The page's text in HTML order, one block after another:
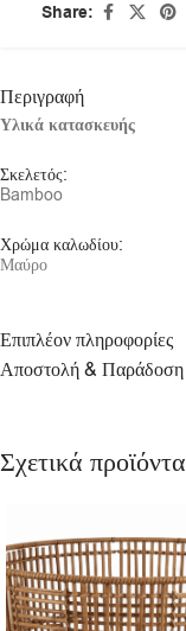
Share:
Περιγραφή
Υλικά κατασκευής
Σκελετός:
Bamboo
Χρώμα καλωδίου:
Μαύρο
Επιπλέον πληροφορίες
Αποστολή & Παράδοση
Σχετικά προϊόντα